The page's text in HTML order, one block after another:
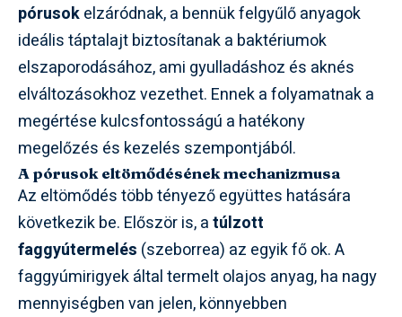
pórusokelzáródnak, a bennük felgyűlő anyagok
ideális táptalajt biztosítanak a baktériumok
elszaporodásához, ami gyulladáshoz és aknés
elváltozásokhoz vezethet. Ennek a folyamatnak a
megértése kulcsfontosságú a hatékony
megelőzés és kezelés szempontjából.
A pórusok eltömődésének mechanizmusa
Az eltömődés több tényező együttes hatására
következik be. Először is, atúlzott
faggyútermelés (szeborrea) az egyik fő ok. A
faggyúmirigyek által termelt olajos anyag, ha nagy
mennyiségben van jelen, könnyebben